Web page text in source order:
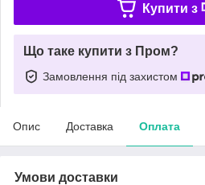
Купити з
Що таке купити з Пром?
Замовлення під захистом
Опис Доставка Оплата
Умови доставки